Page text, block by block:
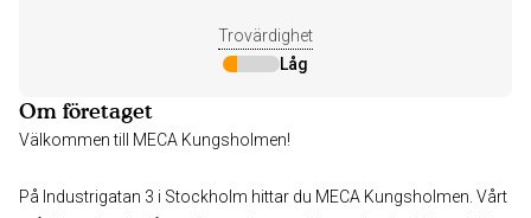
Trovärdighet
Låg
Om företaget
Välkommen till MECA Kungsholmen!
På Industrigatan 3 i Stockholm hittar du MECA Kungsholmen. Vårt